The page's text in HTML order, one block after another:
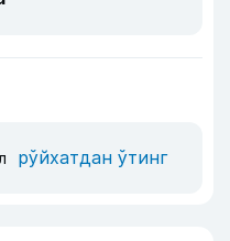
рўйхатдан ўтинг